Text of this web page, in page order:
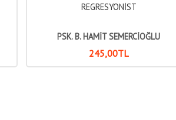
REGRESYONİST
PSK. B. HAMİT SEMERCİOĞLU
245,00TL